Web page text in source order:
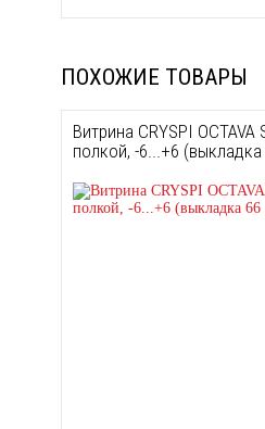
ПОХОЖИЕ ТОВАРЫ
Витрина CRYSPI OCTAVA
полкой, -6...+6